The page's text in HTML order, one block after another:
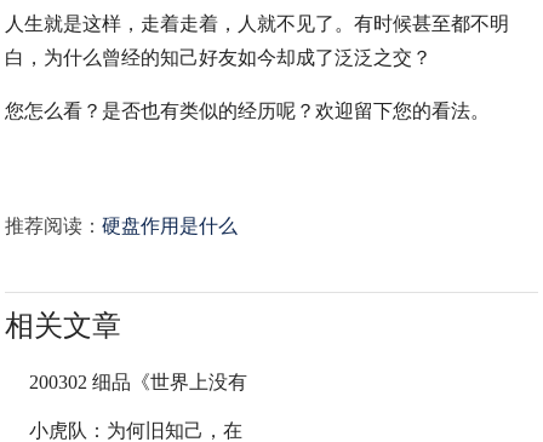
人生就是这样，走着走着，人就不见了。有时候甚至都不明
白，为什么曾经的知己好友如今却成了泛泛之交？
您怎么看？是否也有类似的经历呢？欢迎留下您的看法。
推荐阅读：硬盘作用是什么
相关文章
200302 细品《世界上没有
小虎队：为何旧知己，在